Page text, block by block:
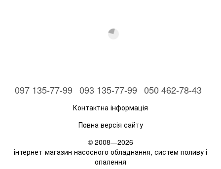
097 135-77-99 093 135-77-99 050 462-78-43
Контактна інформація
Повна версія сайту
© 2008—2026
інтернет-магазин насосного обладнання, систем поливу і
опалення